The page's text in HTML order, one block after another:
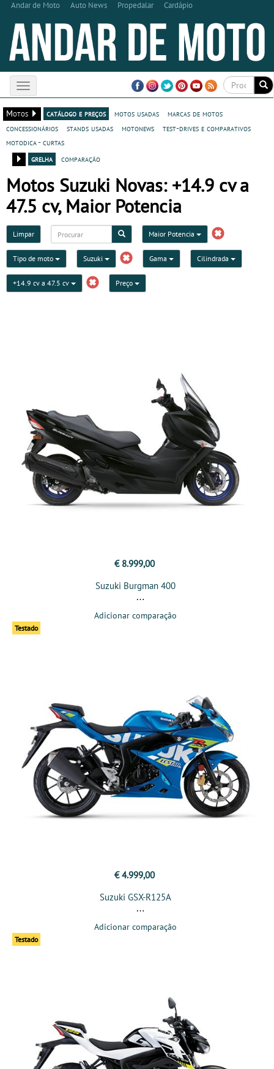
Andar de Moto Auto News Propedalar Cardápio
Toggle
navigation
Motos
catálogo e preços motos usadas
marcas de motos
concessionários
stands usadas motonews
test-drives e comparativos
motodica - curtas
grelha
comparação
Motos Suzuki Novas: +14.9 cv a
47.5 cv, Maior Potencia
Limpar Maior Potencia
Tipo de moto Suzuki Gama Cilindrada
+14.9 cv a 47.5 cv Preço
€ 8.999,00
Suzuki Burgman 400
Adicionar comparação
Testado
€ 4.999,00
Suzuki GSX-R125A
Adicionar comparação
Testado